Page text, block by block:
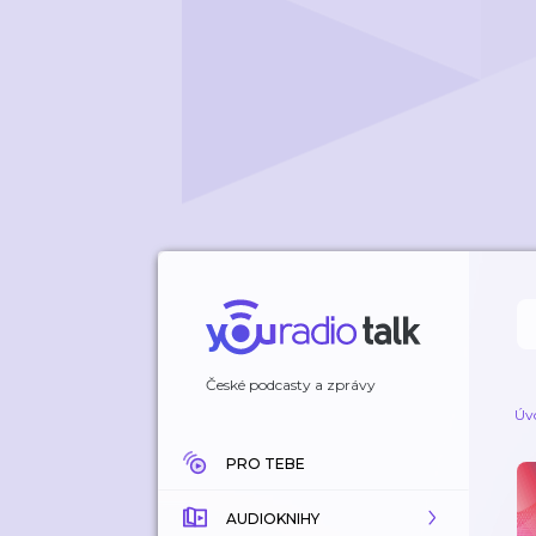
České podcasty a zprávy
PRO TEBE
AUDIOKNIHY